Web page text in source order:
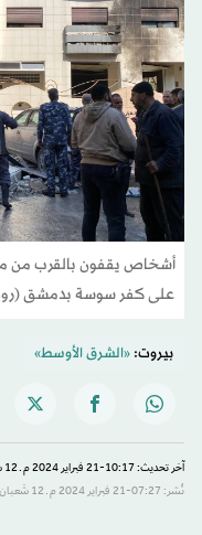
أشخاص يقفون بالقرب من
على كفر سوسة بدمشق
بيروت:«الشرق الأوسط»
آخر تحديث: 10:17-21 فبراير 2024 م ـ 12 شَعبان 1445 هـ
نُشر: 07:27-21 فبراير 2024 م ـ 12 شَعبان 1445 هـ